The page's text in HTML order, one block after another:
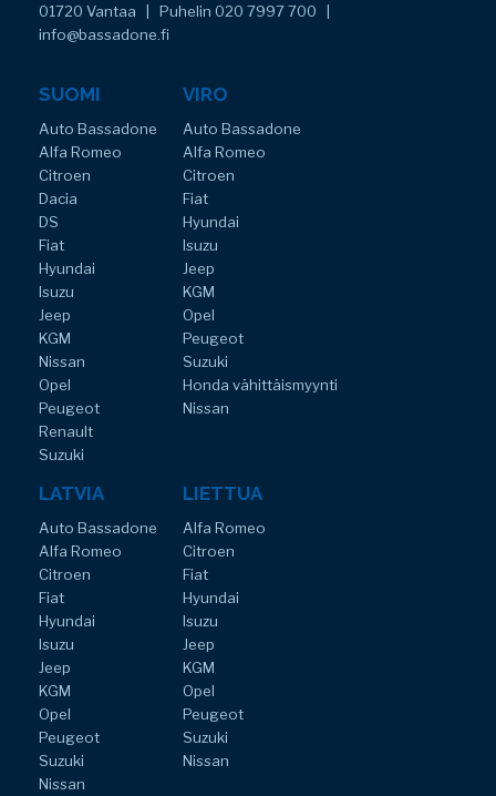
01720 Vantaa | Puhelin 020 7997 700 |
info@bassadone.fi
SUOMI
Auto Bassadone
Alfa Romeo
Citroen
Dacia
DS
Fiat
Hyundai
Isuzu
Jeep
KGM
Nissan
Opel
Peugeot
Renault
Suzuki
VIRO
Auto Bassadone
Alfa Romeo
Citroen
Fiat
Hyundai
Isuzu
Jeep
KGM
Opel
Peugeot
Suzuki
Honda vähittäismyynti
Nissan
LATVIA
Auto Bassadone
Alfa Romeo
Citroen
Fiat
Hyundai
Isuzu
Jeep
KGM
Opel
Peugeot
Suzuki
Nissan
LIETTUA
Alfa Romeo
Citroen
Fiat
Hyundai
Isuzu
Jeep
KGM
Opel
Peugeot
Suzuki
Nissan